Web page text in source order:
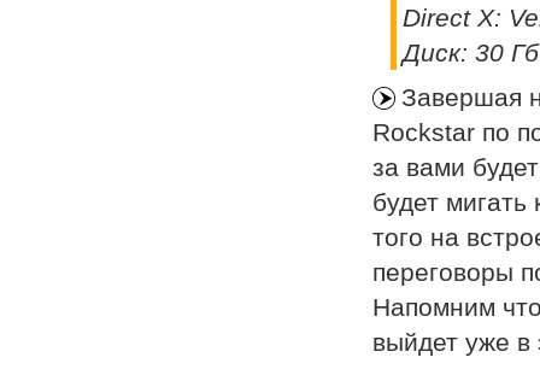
Direct X:
Диск: 30 Гб
Завершая
Rockstar по
за вами
будет
того на
переговоры
Напомним
выйдет уже в